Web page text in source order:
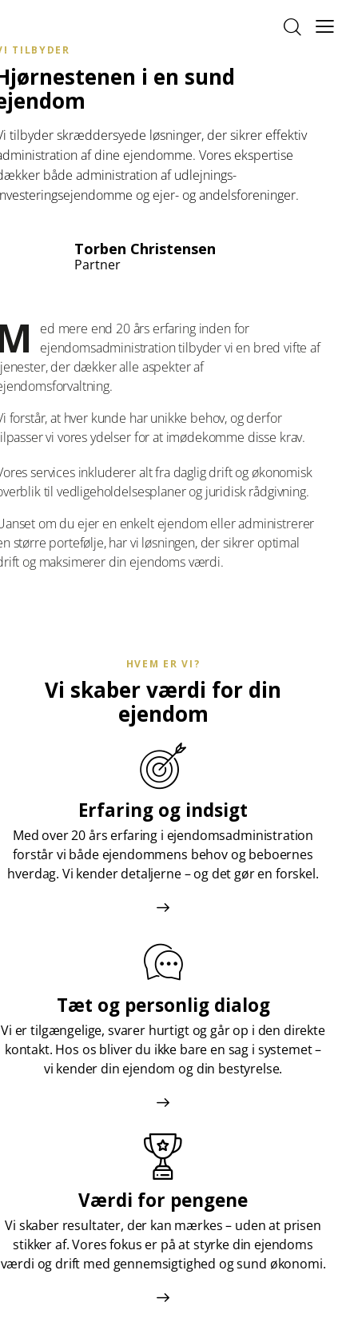
TILBYDER
i en sund
tilbyder skræddersyede løsninger, der sikrer effektiv
af dine ejendomme. Vores ekspertise
både administration af udlejnings-
og ejer- og andelsforeninger.
Torben Christensen
Partner
ed mere end 20 års erfaring inden for
ejendomsadministration tilbyder vi en bred vifte af
der dækker alle aspekter af
forstår, at hver kunde har unikke behov, og derfor
vi vores ydelser for at imødekomme disse krav.
services inkluderer alt fra daglig drift og økonomisk
til vedligeholdelsesplaner og juridisk rådgivning.
om du ejer en enkelt ejendom eller administrerer
større portefølje, har vi løsningen, der sikrer optimal
og maksimerer din ejendoms værdi.
HVEM ER VI?
Vi skaber værdi for din
ejendom
Erfaring og indsigt
Med over 20 års erfaring i ejendomsadministration
forstår vi både ejendommens behov og beboernes
hverdag. Vi kender detaljerne – og det gør en forskel.
Tæt og personlig dialog
Vi er tilgængelige, svarer hurtigt og går op i den direkte
kontakt. Hos os bliver du ikke bare en sag i systemet –
vi kender din ejendom og din bestyrelse.
Værdi for pengene
Vi skaber resultater, der kan mærkes – uden at prisen
stikker af. Vores fokus er på at styrke din ejendoms
værdi og drift med gennemsigtighed og sund økonomi.